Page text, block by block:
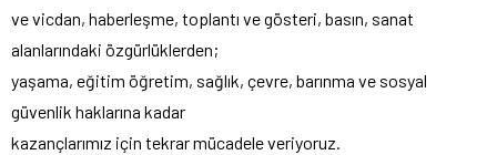
ve vicdan, haberleşme, toplantı ve gösteri, basın, sanat
alanlarındaki özgürlüklerden;
yaşama, eğitim öğretim, sağlık, çevre, barınma ve sosyal
güvenlik haklarına kadar
kazançlarımız için tekrar mücadele veriyoruz.